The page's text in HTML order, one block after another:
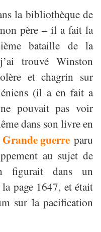
la bibliothèque de
père – il a fait la
bataille de la
trouvé Winston
et chagrin sur
(il a en fait a
pouvait pas voir
dans son livre en
guerre paru
au sujet de
figurait dans un
page 1647, et était
sur la pacification